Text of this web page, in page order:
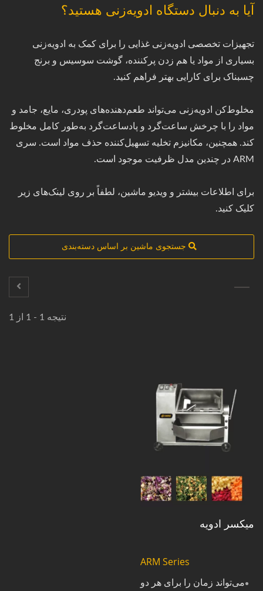
آیا به دنبال دستگاه ادویه‌زنی هستید؟
تجهیزات تخصصی ادویه‌زنی غذایی را برای کمک به ادویه‌زنی
بسیاری از مواد یا هم زدن پرکننده، گوشت سوسیس و برنج
چسبناک برای کارایی بهتر فراهم کنید.
مخلوط‌کن ادویه‌زنی می‌تواند طعم‌دهنده‌های پودری، مایع، جامد و
مواد را با چرخش ساعت‌گرد و پادساعت‌گرد به‌طور کامل مخلوط
کند. همچنین، مکانیزم تخلیه تسهیل‌کننده حذف مواد است. سری
ARM در چندین مدل ظرفیت موجود است.
برای اطلاعات بیشتر و ویدیو ماشین، لطفاً بر روی لینک‌های زیر
کلیک کنید.
جستجوی ماشین بر اساس دسته‌بندی
نتیجه 1 - 1 از 1
میکسر ادویه
ARM Series
می‌تواند زمان را برای هر دو